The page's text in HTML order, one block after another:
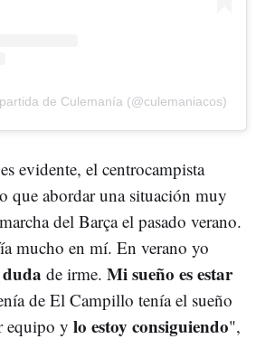
de Culemanía (@culemaniacos)
evidente, el centrocampista
que abordar una situación muy
del Barça el pasado verano.
mucho en mí. En verano yo
de irme. Mi sueño es estar
de El Campillo tenía el sueño
equipo y lo estoy consiguiendo",